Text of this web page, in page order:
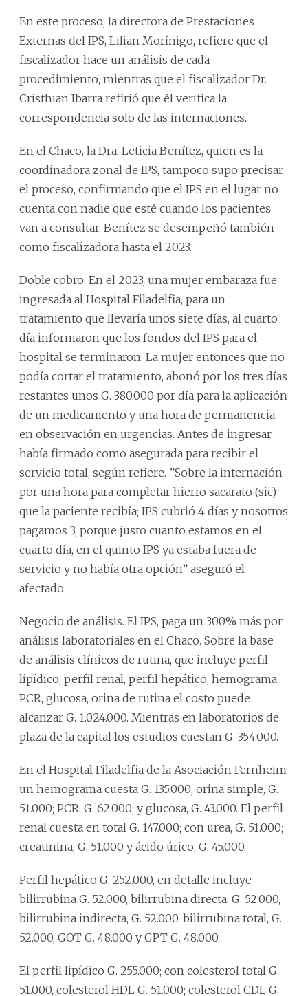
En este proceso, la directora de Prestaciones
Externas del IPS, Lilian Morínigo, refiere que el
fiscalizador hace un análisis de cada
procedimiento, mientras que el fiscalizador Dr.
Cristhian Ibarra refirió que él verifica la
correspondencia solo de las internaciones.
En el Chaco, la Dra. Leticia Benítez, quien es la
coordinadora zonal de IPS, tampoco supo precisar
el proceso, confirmando que el IPS en el lugar no
cuenta con nadie que esté cuando los pacientes
van a consultar. Benítez se desempeñó también
como fiscalizadora hasta el 2023.
Doble cobro. En el 2023, una mujer embaraza fue
ingresada al Hospital Filadelfia, para un
tratamiento que llevaría unos siete días, al cuarto
día informaron que los fondos del IPS para el
hospital se terminaron. La mujer entonces que no
podía cortar el tratamiento, abonó por los tres días
restantes unos G. 380.000 por día para la aplicación
de un medicamento y una hora de permanencia
en observación en urgencias. Antes de ingresar
había firmado como asegurada para recibir el
servicio total, según refiere. ”Sobre la internación
por una hora para completar hierro sacarato (sic)
que la paciente recibía; IPS cubrió 4 días y nosotros
pagamos 3, porque justo cuanto estamos en el
cuarto día, en el quinto IPS ya estaba fuera de
servicio y no había otra opción” aseguró el
afectado.
Negocio de análisis. El IPS, paga un 300% más por
análisis laboratoriales en el Chaco. Sobre la base
de análisis clínicos de rutina, que incluye perfil
lipídico, perfil renal, perfil hepático, hemograma
PCR, glucosa, orina de rutina el costo puede
alcanzar G. 1.024.000. Mientras en laboratorios de
plaza de la capital los estudios cuestan G. 354.000.
En el Hospital Filadelfia de la Asociación Fernheim
un hemograma cuesta G. 135.000; orina simple, G.
51.000; PCR, G. 62.000; y glucosa, G. 43.000. El perfil
renal cuesta en total G. 147.000; con urea, G. 51.000;
creatinina, G. 51.000 y ácido úrico, G. 45.000.
Perfil hepático G. 252.000, en detalle incluye
bilirrubina G. 52.000, bilirrubina directa, G. 52.000,
bilirrubina indirecta, G. 52.000, bilirrubina total, G.
52.000, GOT G. 48.000 y GPT G. 48.000.
El perfil lipídico G. 255.000; con colesterol total G.
51.000, colesterol HDL G. 51.000; colesterol CDL G.